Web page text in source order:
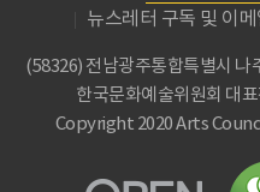
뉴스레터 구독 및 이
(58326) 전남광주통합특별시 나
한국문화예술위원회 대
Copyright 2020 Arts